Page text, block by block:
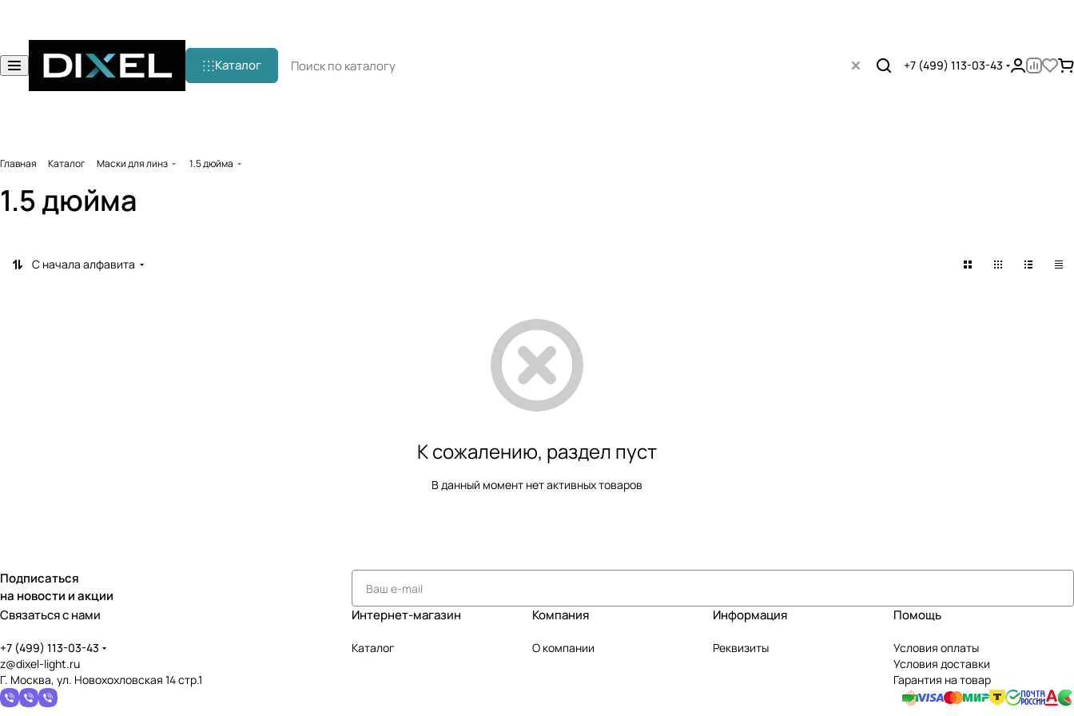
Каталог +7 (499) 113-03-43
Главная Каталог Маски для линз 1.5 дюйма
1.5 дюйма
С начала алфавита
К сожалению, раздел пуст
В данный момент нет активных товаров
Подписаться
на новости и акции
Связаться с нами
+7 (499) 113-03-43
z@dixel-light.ru
Г. Москва, ул. Новохохловская 14 стр.1
Интернет-магазин
Каталог
Компания
О компании
Информация
Реквизиты
Помощь
Условия оплаты
Условия доставки
Гарантия на товар